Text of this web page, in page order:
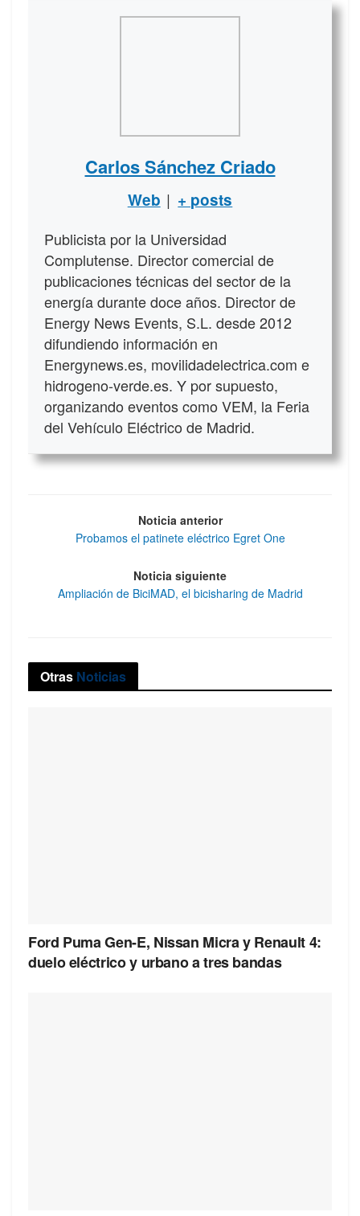
Carlos Sánchez Criado
Web | + posts
Publicista por la Universidad
Complutense. Director comercial de
publicaciones técnicas del sector de la
energía durante doce años. Director de
Energy News Events, S.L. desde 2012
difundiendo información en
Energynews.es, movilidadelectrica.com e
hidrogeno-verde.es. Y por supuesto,
organizando eventos como VEM, la Feria
del Vehículo Eléctrico de Madrid.
Noticia anterior
Probamos el patinete eléctrico Egret One
Noticia siguiente
Ampliación de BiciMAD, el bicisharing de Madrid
Otras Noticias
Ford Puma Gen-E, Nissan Micra y Renault 4:
duelo eléctrico y urbano a tres bandas